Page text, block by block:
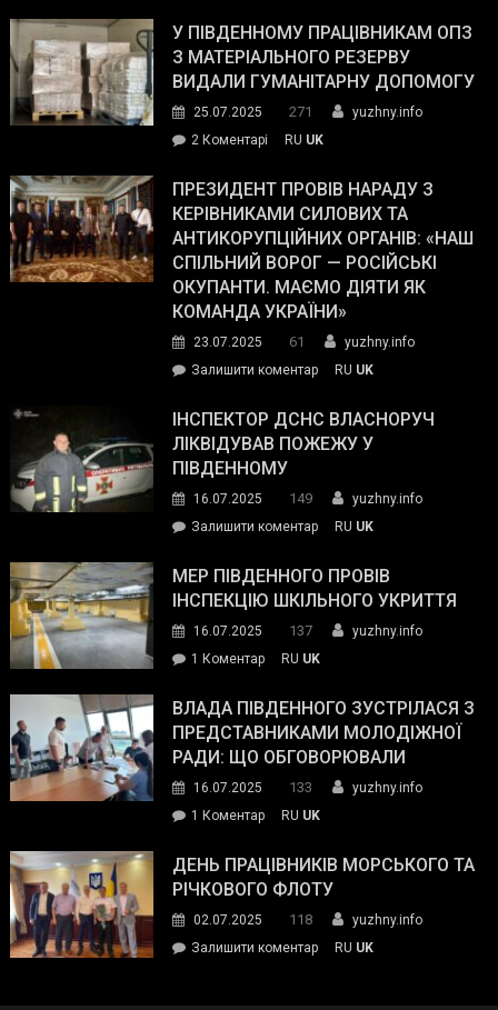
завойовує
симпатії
виборців
The
Street
Journal.
У ПІВДЕННОМУ ПРАЦІВНИКАМ ОПЗ
З МАТЕРІАЛЬНОГО РЕЗЕРВУ
ВИДАЛИ ГУМАНІТАРНУ ДОПОМОГУ
25.07.2025 271
yuzhny.info
2 Коментарі
Південному
працівникам
ОПЗ
з
матеріального
резерву
гуманітарну
допомогу
RU UK
ПРЕЗИДЕНТ ПРОВІВ НАРАДУ З
КЕРІВНИКАМИ СИЛОВИХ ТА
АНТИКОРУПЦІЙНИХ ОРГАНІВ: «НАШ
СПІЛЬНИЙ ВОРОГ — РОСІЙСЬКІ
ОКУПАНТИ. МАЄМО ДІЯТИ ЯК
КОМАНДА УКРАЇНИ»
23.07.2025 61
yuzhny.info
Залишити коментарon
провів
нараду
силових
та
органів:
«Наш
спільний
окупанти.
Маємо
діяти
команда
RU UK
ІНСПЕКТОР ДСНС ВЛАСНОРУЧ
ЛІКВІДУВАВ ПОЖЕЖУ У
ПІВДЕННОМУ
16.07.2025 149
yuzhny.info
Залишити коментарon
ДСНС
власноруч
пожежу
у
RU UK
МЕР ПІВДЕННОГО ПРОВІВ
ІНСПЕКЦІЮ ШКІЛЬНОГО УКРИТТЯ
16.07.2025 137
yuzhny.info
1 Коментардо
Південного
провів
інспекцію
укриття
RU UK
ВЛАДА ПІВДЕННОГО ЗУСТРІЛАСЯ З
ПРЕДСТАВНИКАМИ МОЛОДІЖНОЇ
РАДИ: ЩО ОБГОВОРЮВАЛИ
16.07.2025 133
yuzhny.info
1 Коментардо
Південного
зустрілася
представниками
молодіжної
RU UK
ДЕНЬ ПРАЦІВНИКІВ МОРСЬКОГО ТА
РІЧКОВОГО ФЛОТУ
02.07.2025 118
yuzhny.info
Залишити коментарon
RU UK